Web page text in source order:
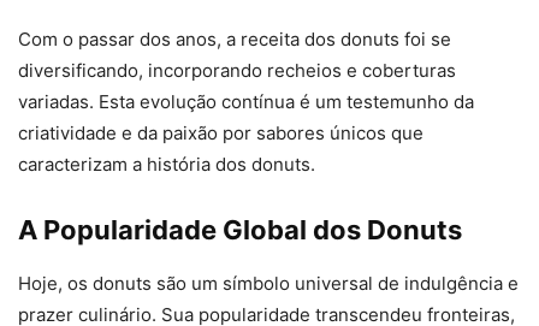
Com o passar dos anos, a receita dos donuts foi se
diversificando, incorporando recheios e coberturas
variadas. Esta evolução contínua é um testemunho da
criatividade e da paixão por sabores únicos que
caracterizam a história dos donuts.
A Popularidade Global dos Donuts
Hoje, os donuts são um símbolo universal de indulgência e
prazer culinário. Sua popularidade transcendeu fronteiras,